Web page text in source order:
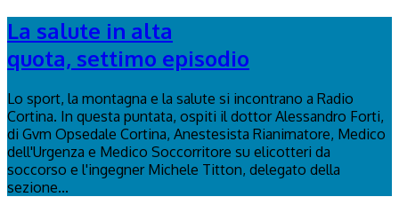
La salute in alta
quota, settimo episodio
Lo sport, la montagna e la salute si incontrano a Radio
Cortina. In questa puntata, ospiti il dottor Alessandro Forti,
di Gvm Opsedale Cortina, Anestesista Rianimatore, Medico
dell'Urgenza e Medico Soccorritore su elicotteri da
soccorso e l'ingegner Michele Titton, delegato della
sezione...